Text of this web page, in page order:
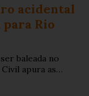
acidental
Rio
baleada no
apura as